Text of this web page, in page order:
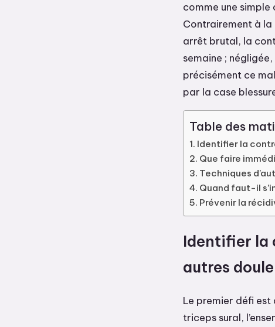
comme une simple
Contrairement à la
arrêt brutal, la
semaine ;
précisément ce
par la case
Table des
Identifier la
Que faire
Techniques
Quand faut-il
Prévenir la
Identifier la
autres
Le premier défi
triceps sural,